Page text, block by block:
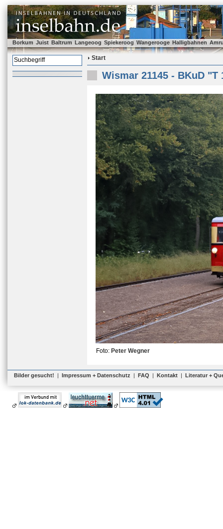
Borkum Juist Baltrum Langeoog Spiekeroog Wangerooge Halligbahnen
Start
Wismar 21145 - BKuD "T
Foto: Peter Wegner
Bilder gesucht! | Impressum + Datenschutz | FAQ | Kontakt | Literatur +